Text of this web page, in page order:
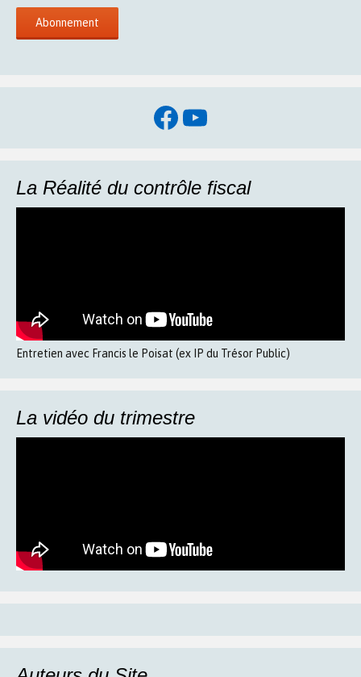
Facebook
YouTube
La Réalité du contrôle fiscal
Entretien avec Francis le Poisat (ex IP du Trésor Public)
La vidéo du trimestre